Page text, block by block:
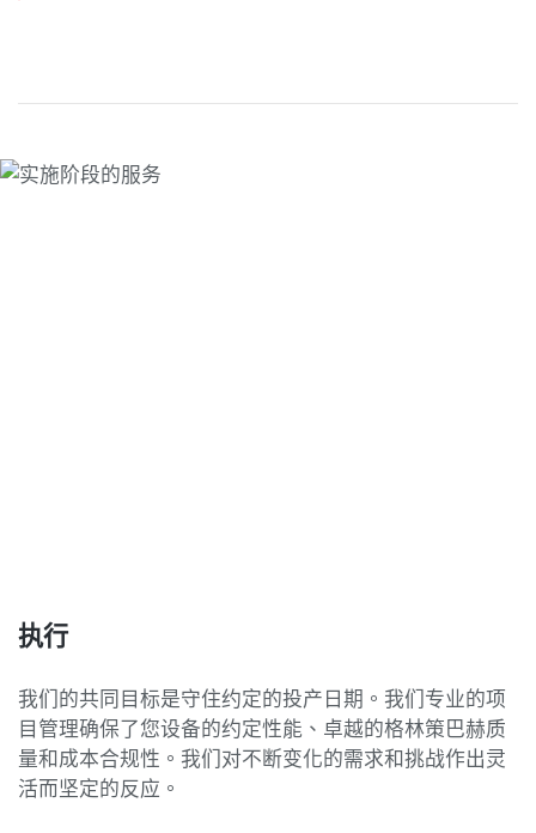
执行
我们的共同目标是守住约定的投产日期。我们专业的项
目管理确保了您设备的约定性能、卓越的格林策巴赫质
量和成本合规性。我们对不断变化的需求和挑战作出灵
活而坚定的反应。